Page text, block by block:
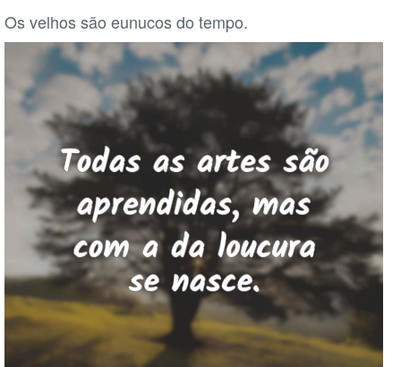
Os velhos são eunucos do tempo.